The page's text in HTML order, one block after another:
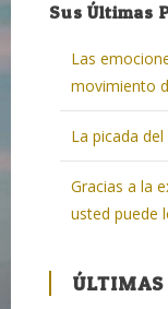
Sus Últimas
Las
movimiento
La picada
Gracias a la
usted puede
ÚLTIMAS